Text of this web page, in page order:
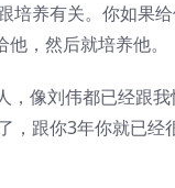
培养有关。你如果
，然后就培养他。
，像刘伟都已经跟我
，跟你3年你就已经